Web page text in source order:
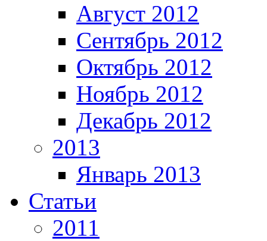
Август 2012
Сентябрь 2012
Октябрь 2012
Ноябрь 2012
Декабрь 2012
2013
Январь 2013
Статьи
2011